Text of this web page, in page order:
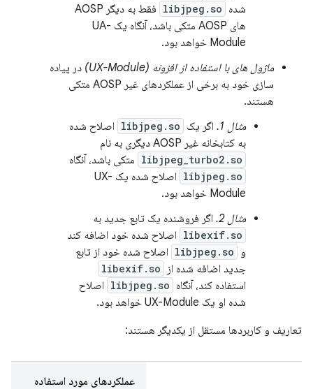
شده libjpeg.so
فقط به دیگر AOSP
های AOSP متکی باشد، آنگاه یک UA-
Module خواهد بود.
ماژول های با استفاده از افزونه (UX-Module)
در پیاده
سازی خود به برخی از عملکردهای غیر AOSP متکی
هستند.
مثال 1.
اگر یک libjpeg.so اصلاح شده
به کتابخانه غیر AOSP دیگری به نام
libjpeg_turbo2.so متکی باشد، آنگاه
libjpeg.so
اصلاح شده یک UX-
Module خواهد بود.
مثال 2.
اگر فروشنده یک تابع جدید به
libexif.so اصلاح شده خود اضافه کند
و
libjpeg.so اصلاح شده خود از تابع
جدید اضافه شده از
libexif.so
استفاده کند، آنگاه libjpeg.so اصلاح
شده او یک UX-Module خواهد بود.
تعاریف و کاربردها مستقل از یکدیگر هستند:
عملکردهای مورد استفاده